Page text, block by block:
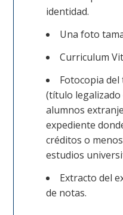
identidad.
Una foto
Curriculum
Fotocopia
(título
alumnos
expediente
créditos o
estudios
Extracto del
de notas.